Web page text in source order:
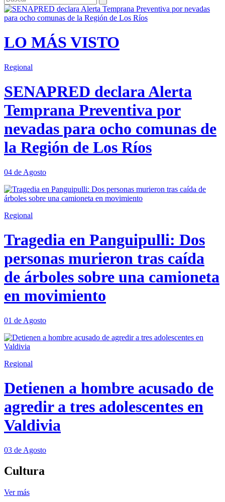
LO MÁS VISTO
Regional
SENAPRED declara Alerta
Temprana Preventiva por
nevadas para ocho comunas de
la Región de Los Ríos
04 de Agosto
Regional
Tragedia en Panguipulli: Dos
personas murieron tras caída
de árboles sobre una camioneta
en movimiento
01 de Agosto
Regional
Detienen a hombre acusado de
agredir a tres adolescentes en
Valdivia
03 de Agosto
Cultura
Ver más